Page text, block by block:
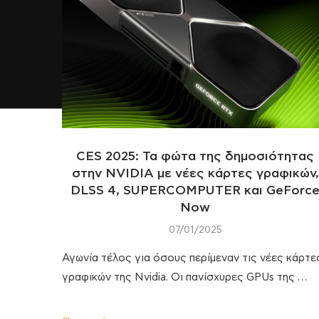
CES 2025: Τα φώτα της δημοσιότητας
στην NVIDIA με νέες κάρτες γραφικών,
DLSS 4, SUPERCOMPUTER και
Now
07/01/2025
Αγωνία τέλος για όσους περίμεναν τις νέες
γραφικών της Nvidia. Οι πανίσχυρες GPUs της …